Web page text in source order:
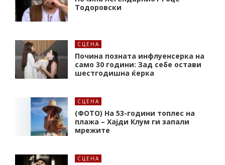
Тодоровски
СЦЕНА
Почина позната инфлуенсерка на
само 30 години: Зад себе остави
шестгодишна ќерка
СЦЕНА
(ФОТО) На 53-години топлес на
плажа – Хајди Клум ги запали
мрежите
СЦЕНА